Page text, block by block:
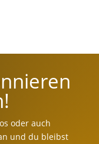
oder auch
und du bleibst